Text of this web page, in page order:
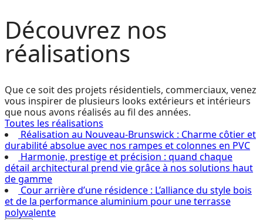
Découvrez nos
réalisations
Que ce soit des projets résidentiels, commerciaux, venez
vous inspirer de plusieurs looks extérieurs et intérieurs
que nous avons réalisés au fil des années.
Toutes les réalisations
Réalisation au Nouveau-Brunswick : Charme côtier et
durabilité absolue avec nos rampes et colonnes en PVC
Harmonie, prestige et précision : quand chaque
détail architectural prend vie grâce à nos solutions haut
de gamme
Cour arrière d’une résidence : L’alliance du style bois
et de la performance aluminium pour une terrasse
polyvalente